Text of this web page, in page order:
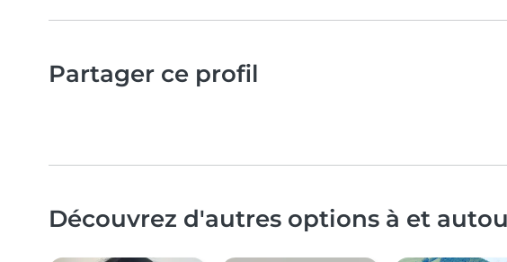
Partager ce profil
Découvrez d'autres options à et